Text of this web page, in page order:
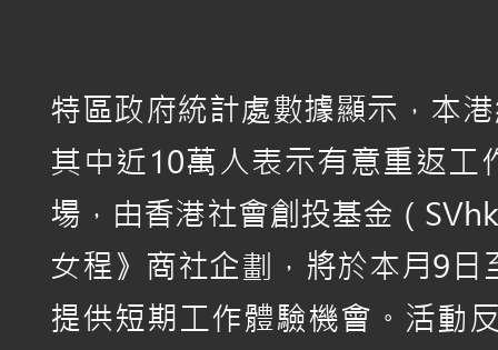
特區政府統計處數據顯示，本
其中近10萬人表示有意重返
場，由香港社會創投基金（
女程》商社企劃，將於本月9
提供短期工作體驗機會。活動